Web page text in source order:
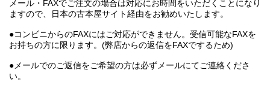
メール・FAXでご注文の場合は対応にお時間をいただくことになり
ますので、日本の古本屋サイト経由をお勧めいたします。
●コンビニからのFAXにはご対応ができません。受信可能なFAXを
お持ちの方に限ります。(弊店からの返信をFAXでするため)
●メールでのご返信をご希望の方は必ずメールにてご連絡くださ
い。